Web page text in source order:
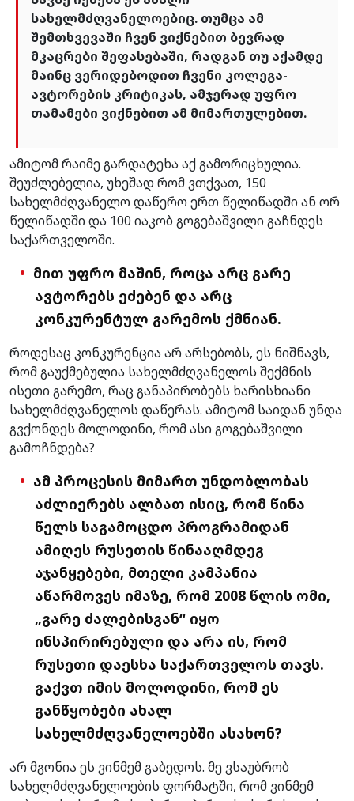
სახელმძღვანელოებიც. თუმცა ამ
შემთხვევაში ჩვენ ვიქნებით ბევრად
მკაცრები შეფასებაში, რადგან თუ აქამდე
მაინც ვერიდებოდით ჩვენი კოლეგა-
ავტორების კრიტიკას, ამჯერად უფრო
თამამები ვიქნებით ამ მიმართულებით.
ამიტომ რაიმე გარდატეხა აქ გამორიცხულია.
შეუძლებელია, უხეშად რომ ვთქვათ, 150
სახელმძღვანელო დაწერო ერთ წელიწადში ან ორ
წელიწადში და 100 იაკობ გოგებაშვილი გაჩნდეს
საქართველოში.
მით უფრო მაშინ, როცა არც გარე
ავტორებს ეძებენ და არც
კონკურენტულ გარემოს ქმნიან.
როდესაც კონკურენცია არ არსებობს, ეს ნიშნავს,
რომ გაუქმებულია სახელმძღვანელოს შექმნის
ისეთი გარემო, რაც განაპირობებს ხარისხიანი
სახელმძღვანელოს დაწერას. ამიტომ საიდან უნდა
გვქონდეს მოლოდინი, რომ ასი გოგებაშვილი
გამოჩნდება?
ამ პროცესის მიმართ უნდობლობას
აძლიერებს ალბათ ისიც, რომ წინა
წელს საგამოცდო პროგრამიდან
ამიღეს რუსეთის წინააღმდეგ
აჯანყებები, მთელი კამპანია
აწარმოვეს იმაზე, რომ 2008 წლის ომი,
„გარე ძალებისგან“ იყო
ინსპირირებული და არა ის, რომ
რუსეთი დაესხა საქართველოს თავს.
გაქვთ იმის მოლოდინი, რომ ეს
განწყობები ახალ
სახელმძღვანელოებში ასახონ?
არ მგონია ეს ვინმემ გაბედოს. მე ვსაუბრობ
სახელმძღვანელოების ფორმატში, რომ ვინმემ